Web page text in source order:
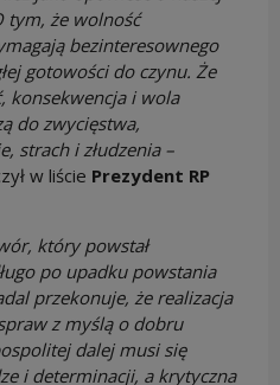
tym, że wolność
bezinteresownego
gotowości do czynu. Że
konsekwencja i wola
do zwycięstwa,
strach i złudzenia –
w liście Prezydent RP
który powstał
po upadku powstania
przekonuje, że realizacja
z myślą o dobru
dalej musi się
i determinacji, a krytyczna